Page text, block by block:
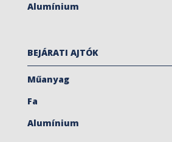
Alumínium
BEJÁRATI AJTÓK
Műanyag
Fa
Alumínium